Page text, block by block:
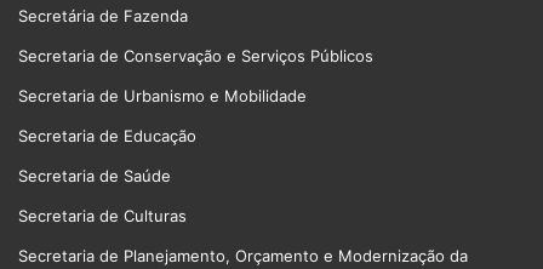
Secretária de Fazenda
Secretaria de Conservação e Serviços Públicos
Secretaria de Urbanismo e Mobilidade
Secretaria de Educação
Secretaria de Saúde
Secretaria de Culturas
Secretaria de Planejamento, Orçamento e Modernização da